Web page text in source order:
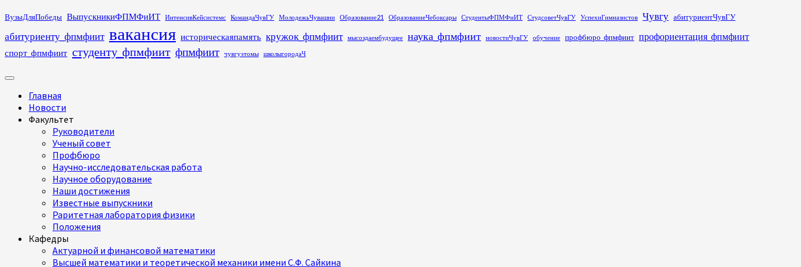
Перейти
содержимому
ВузыДляПобеды ВыпускникиФПМФиИТ ИнтенсивКейсистемс КомандаЧувГУ МолодежьЧувашии Образование21 ОбразованиеЧебоксары СтудентыФПМФиИТ СтудсоветЧувГУ УспехиГимназистов Чувгу абитуриентЧувГУ
абитуриенту_фпмфиит вакансия историческаяпамять кружок_фпмфиит мысоздаембудущее наука_фпмфиит новостиЧувГУ обучение профбюро_фпмфиит профориентация_фпмфиит
спорт_фпмфиит студенту_фпмфиит фпмфиит чувгуэтомы школыгородаЧ
Основное
Главная
Новости
Факультет
Руководители
Ученый совет
Профбюро
Научно-исследовательская работа
Научное оборудование
Наши достижения
Известные выпускники
Раритетная лаборатория физики
Положения
Кафедры
Актуарной и финансовой математики
Высшей математики и теоретической механики имени С.Ф. Сайкина